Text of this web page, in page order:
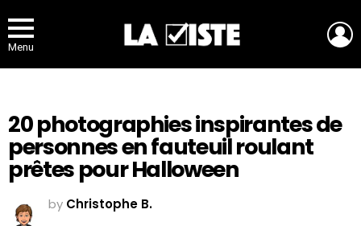
Menu
20 photographies inspirantes de
personnes en fauteuil roulant
prêtes pour Halloween
by Christophe B.